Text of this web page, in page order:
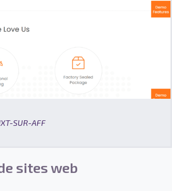
SUR-AFF
sites web